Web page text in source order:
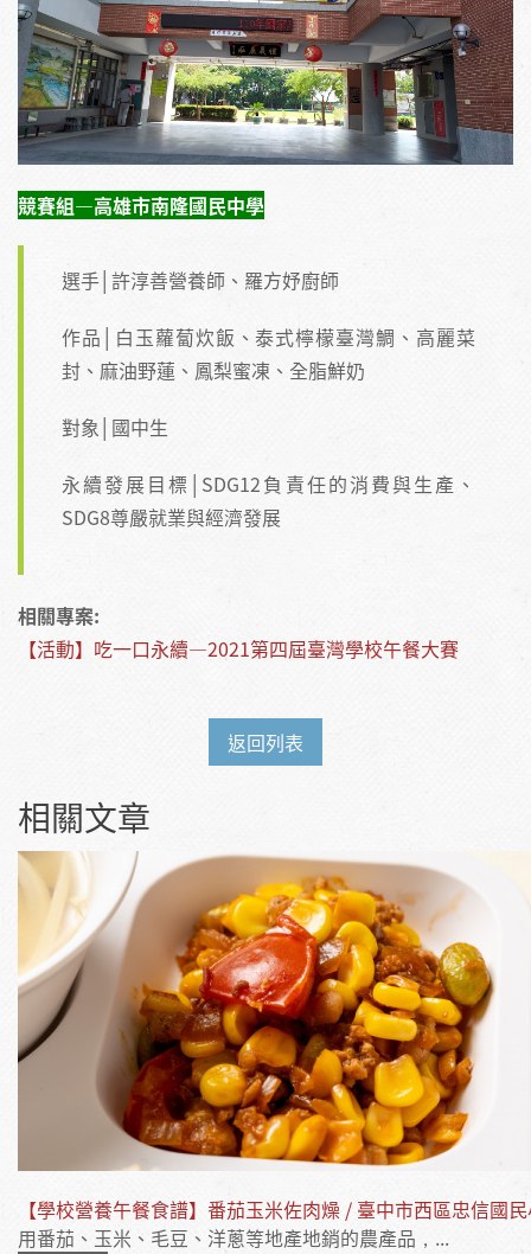
競賽組—高雄市南隆國民中學
選手│許淳善營養師、羅方妤廚師
作品│白玉蘿蔔炊飯、泰式檸檬臺灣鯛、高麗菜
封、麻油野蓮、鳳梨蜜凍、全脂鮮奶
對象│國中生
永續發展目標│SDG12負責任的消費與生產、
SDG8尊嚴就業與經濟發展
相關專案:
【活動】吃一口永續—2021第四屆臺灣學校午餐大賽
返回列表
相關文章
【學校營養午餐食譜】番茄玉米佐肉燥 / 臺中市西區忠信國
用番茄、玉米、毛豆、洋蔥等地產地銷的農產品，...